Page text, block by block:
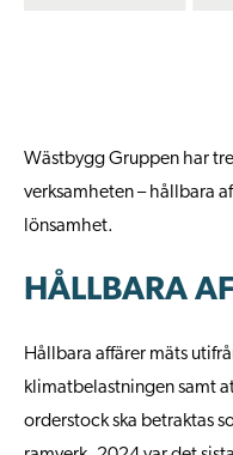
Wästbygg Gruppen har
verksamheten – hållbara
lönsamhet.
HÅLLBARA
Hållbara affärer mäts
klimatbelastningen samt
orderstock ska betraktas